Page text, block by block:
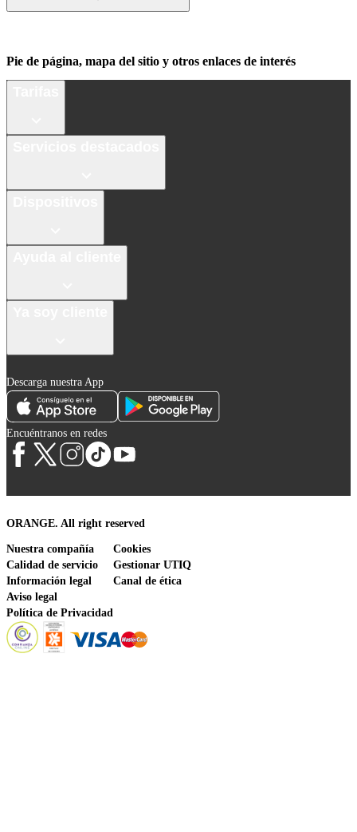
Pie de página, mapa del sitio y otros enlaces de interés
Descarga nuestra App
Encuéntranos en redes
ORANGE. All right reserved
Nuestra compañía
Calidad de servicio
Información legal
Aviso legal
Política de Privacidad
Cookies
Gestionar UTIQ
Canal de ética